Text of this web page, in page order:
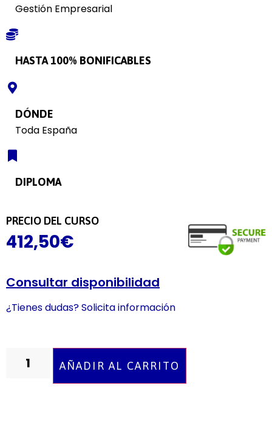
Gestión Empresarial
HASTA 100% BONIFICABLES
DÓNDE
Toda España
DIPLOMA
PRECIO DEL CURSO
412,50€
Consultar disponibilidad
¿Tienes dudas? Solicita información
AÑADIR AL CARRITO